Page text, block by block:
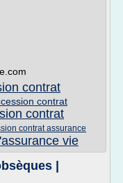
contrat
contrat
contrat
contrat assurance
vie
|